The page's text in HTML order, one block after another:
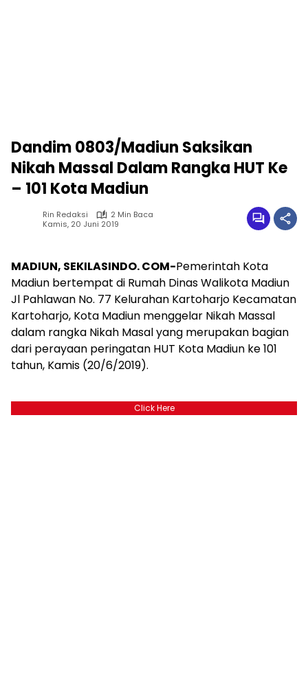
Dandim 0803/Madiun Saksikan
Nikah Massal Dalam Rangka HUT Ke
– 101 Kota Madiun
Rin Redaksi
2 Min Baca
Kamis, 20 Juni 2019
MADIUN, SEKILASINDO. COM-Pemerintah Kota
Madiun bertempat di Rumah Dinas Walikota Madiun
Jl Pahlawan No. 77 Kelurahan Kartoharjo Kecamatan
Kartoharjo, Kota Madiun menggelar Nikah Massal
dalam rangka Nikah Masal yang merupakan bagian
dari perayaan peringatan HUT Kota Madiun ke 101
tahun, Kamis (20/6/2019).
Click Here